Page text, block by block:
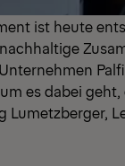
ist heute
es dabei